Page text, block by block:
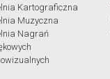
Kartograficzna
Muzyczna
Nagrań